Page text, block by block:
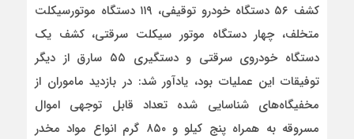
کشف ۵۶ دستگاه خودرو توقیفی، ۱۱۹ دستگاه موتورسیکلت
متخلف، چهار دستگاه موتور سیکلت سرقتی، کشف یک
دستگاه خودروی سرقتی و دستگیری ۵۵ سارق از دیگر
توفیقات این عملیات بود، یادآور شد: در بازدید ماموران از
مخفیگاه‌های شناسایی شده تعداد قابل توجهی اموال
مسروقه به همراه پنج کیلو و ۸۵۰ گرم انواع مواد مخدر